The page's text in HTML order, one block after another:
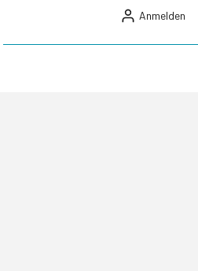
Anmelden